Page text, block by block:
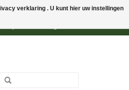
verklaring . U kunt hier uw instellingen